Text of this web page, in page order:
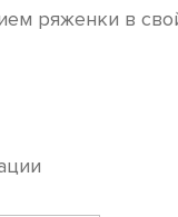
ряженки в